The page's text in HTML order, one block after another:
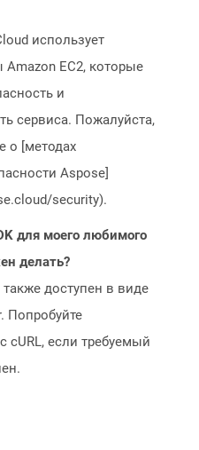
использует
EC2, которые
и
сервиса. Пожалуйста,
о [методах
Aspose]
security).
для моего любимого
делать?
доступен в виде
Попробуйте
cURL, если требуемый